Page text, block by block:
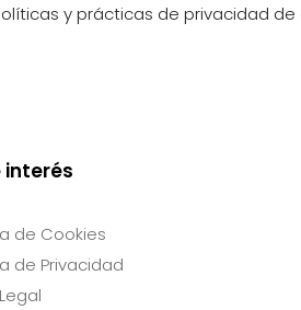
y prácticas de privacidad
interés
de Cookies
de Privacidad